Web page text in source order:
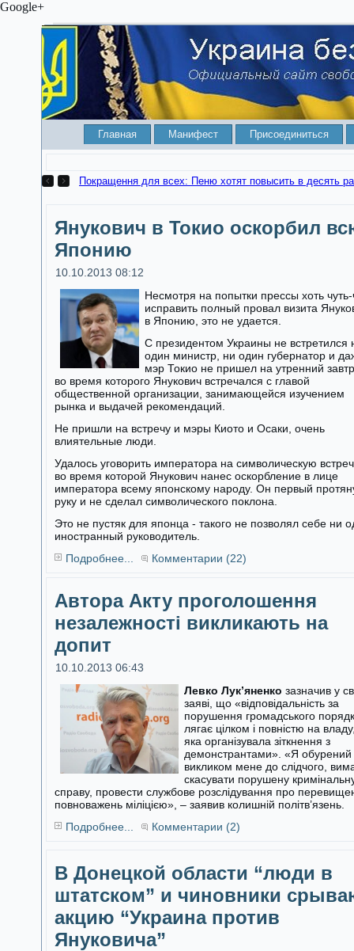
Google+
Главная Манифест Присоединиться
Покращення для всех: Пеню
Янукович в Токио оскорбил
Японию
10.10.2013 08:12
Несмотря на попытки прессы хоть чуть-
исправить полный провал визита
в Японию, это не удается.
С президентом Украины не встретился
один министр, ни один губернатор и
мэр Токио не пришел на утренний
во время которого Янукович встречался с главой
общественной организации, занимающейся изучением
рынка и выдачей рекомендаций.
Не пришли на встречу и мэры Киото и Осаки, очень
влиятельные люди.
Удалось уговорить императора на символическую
во время которой Янукович нанес оскорбление в лице
императора всему японскому народу. Он первый
руку и не сделал символического поклона.
Это не пустяк для японца - такого не позволял себе ни
иностранный руководитель.
Подробнее...
Комментарии (22)
Автора Акту проголошення
незалежності викликають на
допит
10.10.2013 06:43
Левко Лук’яненко зазначив у
заяві, що «відповідальність за
порушення громадського
лягає цілком і повністю на
яка організувала зіткнення з
демонстрантами». «Я обурений
викликом мене до слідчого,
скасувати порушену
справу, провести службове розслідування про
повноважень міліцією», – заявив колишній політв’язень.
Подробнее...
Комментарии (2)
В Донецкой области “люди в
штатском” и чиновники
акцию “Украина против
Януковича”